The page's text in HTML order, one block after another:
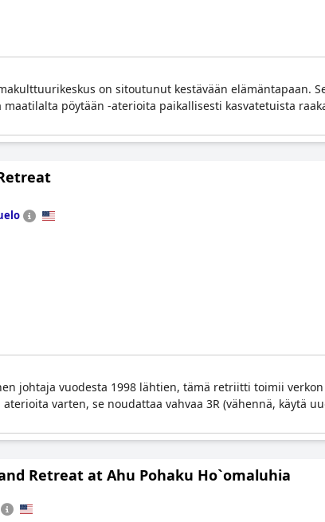
on sitoutunut kestävään elämäntapaan.
pöytään -aterioita paikallisesti kasvatetuista
johtaja vuodesta 1998 lähtien, tämä retriitti toimii
varten, se noudattaa vahvaa 3R (vähennä, käytä
Retreat at Ahu Pohaku Ho`omaluhia